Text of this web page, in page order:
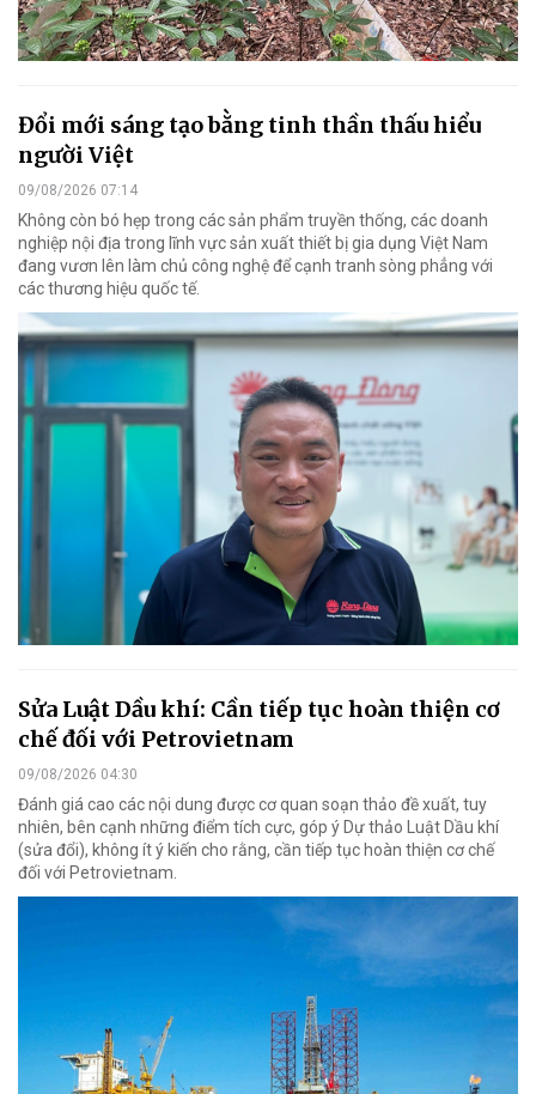
Đổi mới sáng tạo bằng tinh thần thấu hiểu
người Việt
09/08/2026 07:14
Không còn bó hẹp trong các sản phẩm truyền thống, các doanh
nghiệp nội địa trong lĩnh vực sản xuất thiết bị gia dụng Việt Nam
đang vươn lên làm chủ công nghệ để cạnh tranh sòng phẳng với
các thương hiệu quốc tế.
Sửa Luật Dầu khí: Cần tiếp tục hoàn thiện cơ
chế đối với Petrovietnam
09/08/2026 04:30
Đánh giá cao các nội dung được cơ quan soạn thảo đề xuất, tuy
nhiên, bên cạnh những điểm tích cực, góp ý Dự thảo Luật Dầu khí
(sửa đổi), không ít ý kiến cho rằng, cần tiếp tục hoàn thiện cơ chế
đối với Petrovietnam.